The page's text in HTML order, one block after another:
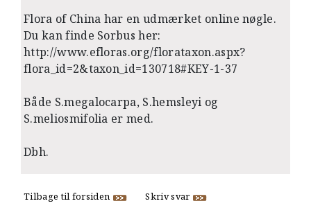
Flora of China har en udmærket online nøgle.
Du kan finde Sorbus her:
http://www.efloras.org/florataxon.aspx?
flora_id=2&taxon_id=130718#KEY-1-37
Både S.megalocarpa, S.hemsleyi og
S.meliosmifolia er med.
Dbh.
Tilbage til forsiden Skriv svar